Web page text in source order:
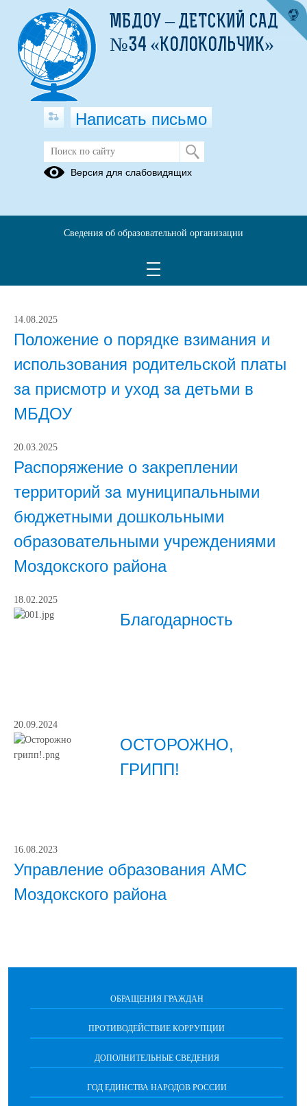
Информация
Независимая оценка
качества образования
14.08.2025
Положение о порядке взимания и
использования родительской платы
за присмотр и уход за детьми в
МБДОУ
20.03.2025
Распоряжение о закреплении
территорий за муниципальными
бюджетными дошкольными
образовательными учреждениями
Моздокского района
18.02.2025
Благодарность
20.09.2024
ОСТОРОЖНО,
ГРИПП!
16.08.2023
Управление образования АМС
Моздокского района
ОБРАЩЕНИЯ ГРАЖДАН
ПРОТИВОДЕЙСТВИЕ КОРРУПЦИИ
ДОПОЛНИТЕЛЬНЫЕ СВЕДЕНИЯ
ГОД ЕДИНСТВА НАРОДОВ РОССИИ
МБДОУ – ДЕТСКИЙ САД
№34 «КОЛОКОЛЬЧИК»
Написать письмо
Версия для слабовидящих
Сведения об образовательной организации